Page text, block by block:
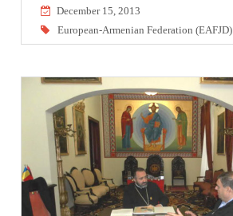
December 15, 2013
European-Armenian Federation (EAFJD)